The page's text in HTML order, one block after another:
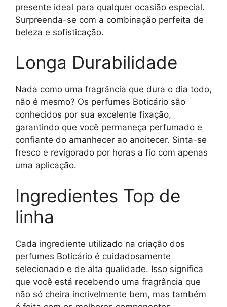
presente ideal para qualquer ocasião especial.
Surpreenda-se com a combinação perfeita de
beleza e sofisticação.
Longa Durabilidade
Nada como uma fragrância que dura o dia todo,
não é mesmo? Os perfumes Boticário são
conhecidos por sua excelente fixação,
garantindo que você permaneça perfumado e
confiante do amanhecer ao anoitecer. Sinta-se
fresco e revigorado por horas a fio com apenas
uma aplicação.
Ingredientes Top de
linha
Cada ingrediente utilizado na criação dos
perfumes Boticário é cuidadosamente
selecionado e de alta qualidade. Isso significa
que você está recebendo uma fragrância que
não só cheira incrivelmente bem, mas também